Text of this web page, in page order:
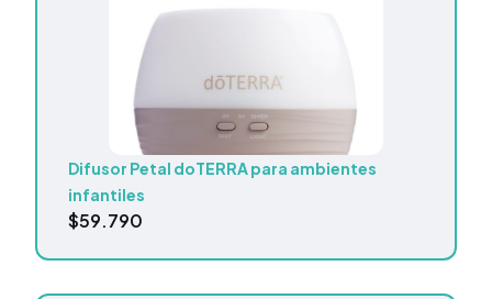
Difusor Petal doTERRA para ambientes
infantiles
$59.790